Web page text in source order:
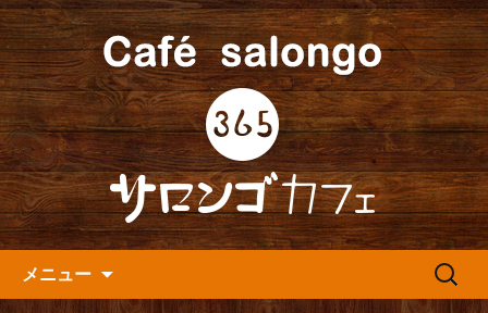
人形町の『365(サロンゴ)カフ
ェ』よりお知らせ
人形町の音楽カフェ『365カフェ』より
最新情報をお届けします。
メニュー
検